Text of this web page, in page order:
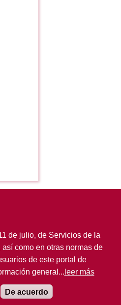
de julio, de Servicios de la
como en otras normas de
de este portal de
general... leer más
De acuerdo